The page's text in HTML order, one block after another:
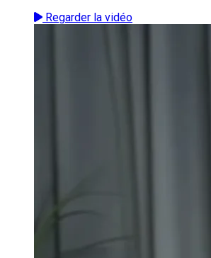
Regarder la vidéo